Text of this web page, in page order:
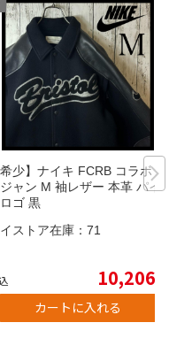
希少】ナイキ FCRB コラボ ス
ャン M 袖レザー 本革 パイ
ゴ 黒
ストア在庫： 71
10,206
カートに入れる